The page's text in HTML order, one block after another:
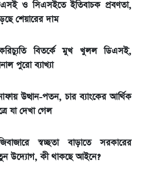
হবে
ফেরা নিয়ে যা বললেন রুমিন
দাম, এক মাসের মধ্যে সর্বোচ্চ
বললেন সজীব ওয়াজেদ জয়
ও সিএসইতে ইতিবাচক প্রবণতা,
শেয়ারের দাম
বিতর্কে মুখ খুলল ডিএসই,
পুরো ব্যাখ্যা
উত্থান-পতন, চার ব্যাংকের আর্থিক
যা দেখা গেল
স্বচ্ছতা বাড়াতে সরকারের
উদ্যোগ, কী থাকছে আইনে?